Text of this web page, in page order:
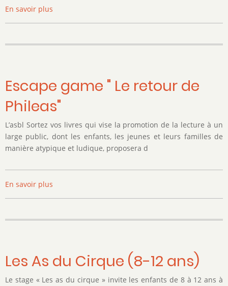
En savoir plus
"Le
de
Monsieur
Lou"
Escape game " Le retour de
Phileas"
L’asbl Sortez vos livres qui vise la promotion de la lecture à un
large public, dont les enfants, les jeunes et leurs familles de
manière atypique et ludique, proposera d
En savoir plus
"
de
Phileas"
Les As du Cirque (8-12 ans)
Le stage « Les as du cirque » invite les enfants de 8 à 12 ans à